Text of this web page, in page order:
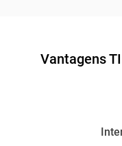
Vantagens